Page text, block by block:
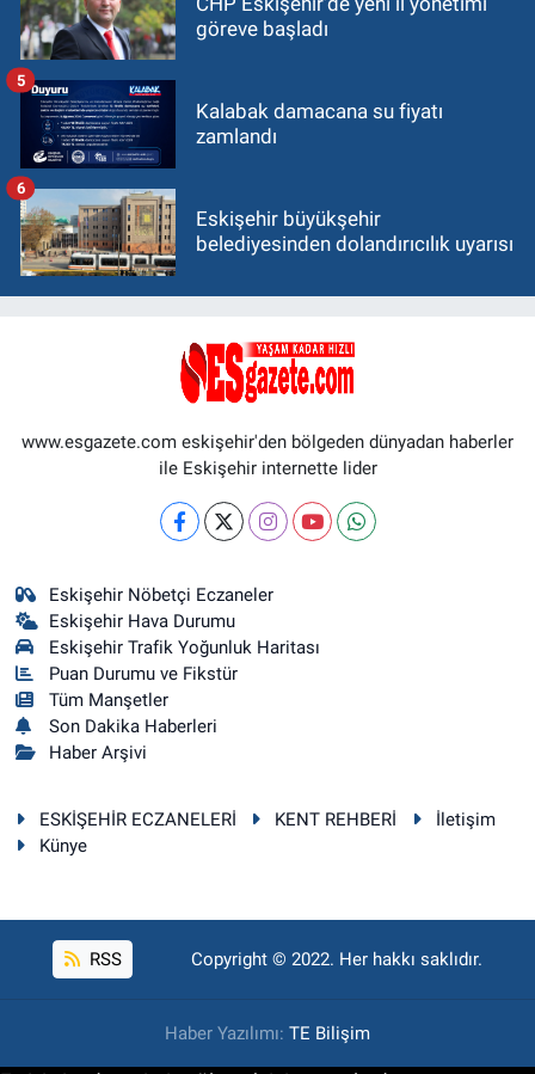
göreve başladı
Kalabak damacana su fiyatı
zamlandı
5
Eskişehir büyükşehir
belediyesinden dolandırıcılık uyarısı
6
www.esgazete.com eskişehir'den bölgeden dünyadan haberler
ile Eskişehir internette lider
Eskişehir Nöbetçi Eczaneler
Eskişehir Hava Durumu
Eskişehir Trafik Yoğunluk Haritası
Puan Durumu ve Fikstür
Tüm Manşetler
Son Dakika Haberleri
Haber Arşivi
ESKİŞEHİR ECZANELERİ KENT REHBERİ
İletişim
Künye
RSS Copyright © 2022. Her hakkı saklıdır.
Haber Yazılımı: TE Bilişim